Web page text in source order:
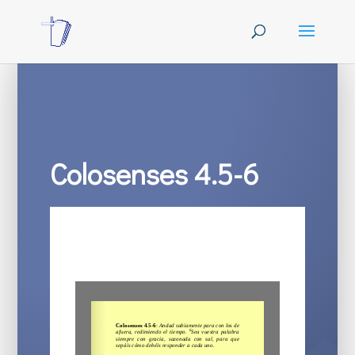
Colosenses 4.5-6